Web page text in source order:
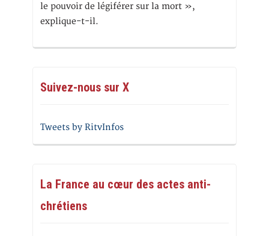
le pouvoir de légiférer sur la mort »,
explique-t-il.
Suivez-nous sur X
Tweets by RitvInfos
La France au cœur des actes anti-
chrétiens